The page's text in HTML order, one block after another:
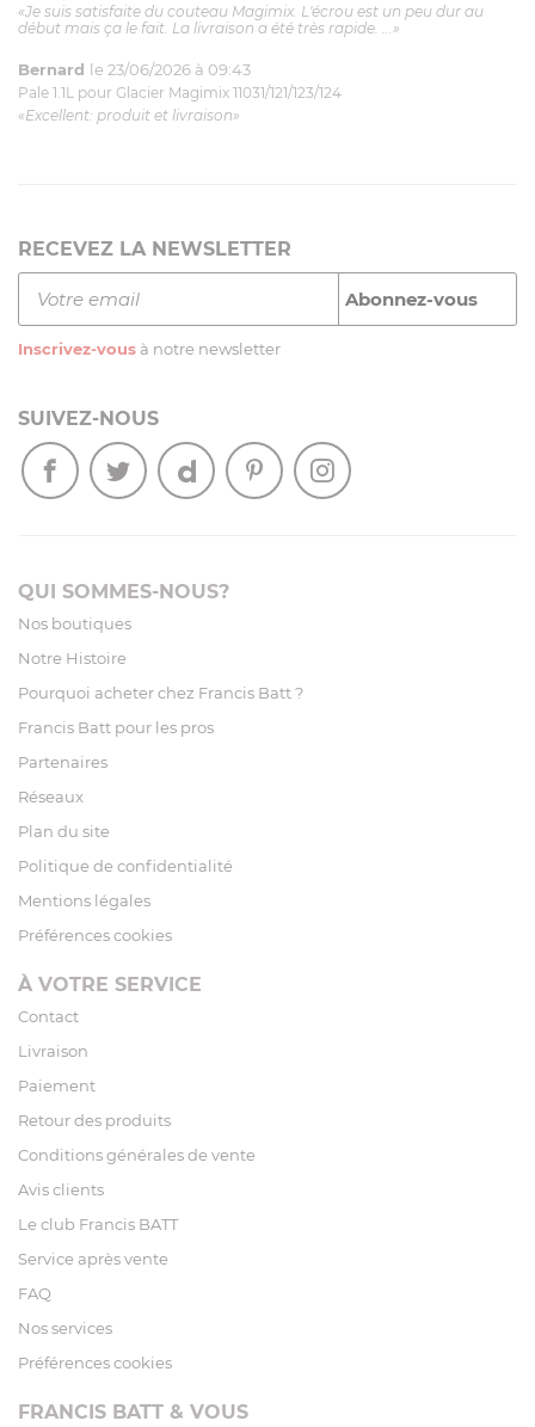
«Je suis satisfaite du couteau Magimix. L'écrou est un peu dur au
début mais ça le fait. La livraison a été très rapide. ...»
Bernard le 23/06/2026 à 09:43
Pale 1.1L pour Glacier Magimix 11031/121/123/124
«Excellent: produit et livraison»
RECEVEZ LA NEWSLETTER
Inscrivez-vous à notre newsletter
SUIVEZ-NOUS
QUI SOMMES-NOUS?
Nos boutiques
Notre Histoire
Pourquoi acheter chez Francis Batt ?
Francis Batt pour les pros
Partenaires
Réseaux
Plan du site
Politique de confidentialité
Mentions légales
Préférences cookies
À VOTRE SERVICE
Contact
Livraison
Paiement
Retour des produits
Conditions générales de vente
Avis clients
Le club Francis BATT
Service après vente
FAQ
Nos services
Préférences cookies
FRANCIS BATT & VOUS